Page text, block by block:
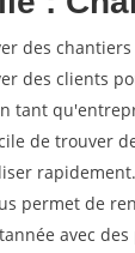
des chantiers
des clients
tant
de trouver
permet de
avec